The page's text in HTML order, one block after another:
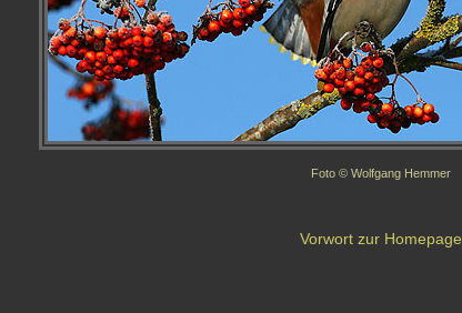
Foto © Wolfgang Hemmer
Vorwort zur Homepage